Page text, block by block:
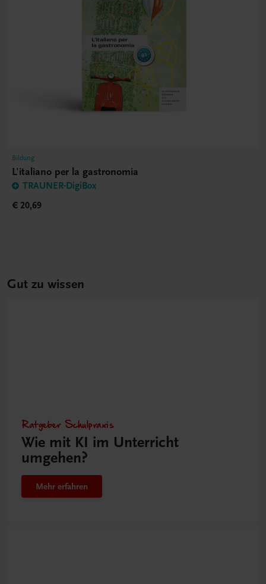
Bildung
L'italiano per la gastronomia
TRAUNER-DigiBox
€ 20,69
Gut zu wissen
Ratgeber Schulpraxis
Wie mit KI im Unterricht
umgehen?
Mehr erfahren